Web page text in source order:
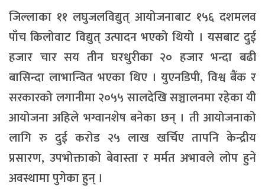
जिल्लाका ११ लघुजलविद्युत् आयोजनाबाट १५६ दशमलव
पाँच किलोवाट विद्युत् उत्पादन भएको थियो । यसबाट दुई
हजार चार सय तीन घरधुरीका २० हजार भन्दा बढी
बासिन्दा लाभान्वित भएका थिए । युएनडिपी, विश्व बैंक र
सरकारको लगानीमा २०५५ सालदेखि सञ्चालनमा रहेका यी
आयोजना अहिले भग्वानशेष बनेका छन् । ती आयोजनाको
लागि रु दुई करोड २५ लाख खर्चिए तापनि केन्द्रीय
प्रसारण, उपभोक्ताको बेवास्ता र मर्मत अभावले लोप हुने
अवस्थामा पुगेका हुन् ।